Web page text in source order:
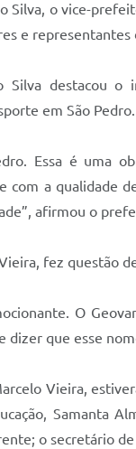
Silva, o vice-
e
destacou o
em São Pedro.
Essa é uma
a qualidade
afirmou o
fez questão
O
dizer que esse
Vieira,
Samanta
o secretário